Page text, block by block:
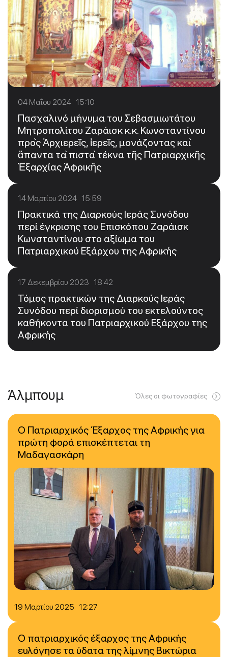
04 Μαΐου 2024 15:10
Πασχαλινό μήνυμα του Σεβασμιωτάτου
Μητροπολίτου Ζαράισκ κ.κ. Κωνσταντίνου
πρὸς Ἀρχιερεῖς, ἱερεῖς, μονάζοντας καὶ
ἅπαντα τὰ πιστὰ τέκνα τῆς Πατριαρχικῆς
Ἐξαρχίας Ἀφρικῆς
14 Μαρτίου 2024 15:59
Πρακτικά της Διαρκούς Ιεράς Συνόδου
περί έγκρισης του Επισκόπου Ζαράισκ
Κωνσταντίνου στο αξίωμα του
Πατριαρχικού Εξάρχου της Αφρικής
17 Δεκεμβρίου 2023 18:42
Τόμος πρακτικών της Διαρκούς Ιεράς
Συνόδου περί διορισμού του εκτελούντος
καθήκοντα του Πατριαρχικού Εξάρχου της
Αφρικής
Άλμπουμ Όλες οι φωτογραφίες
19 Μαρτίου 2025 12:27
Ο Πατριαρχικός Έξαρχος της Αφρικής για
πρώτη φορά επισκέπτεται τη
Μαδαγασκάρη
Ο πατριαρχικός έξαρχος της Αφρικής
ευλόγησε τα ύδατα της λίμνης Βικτώρια